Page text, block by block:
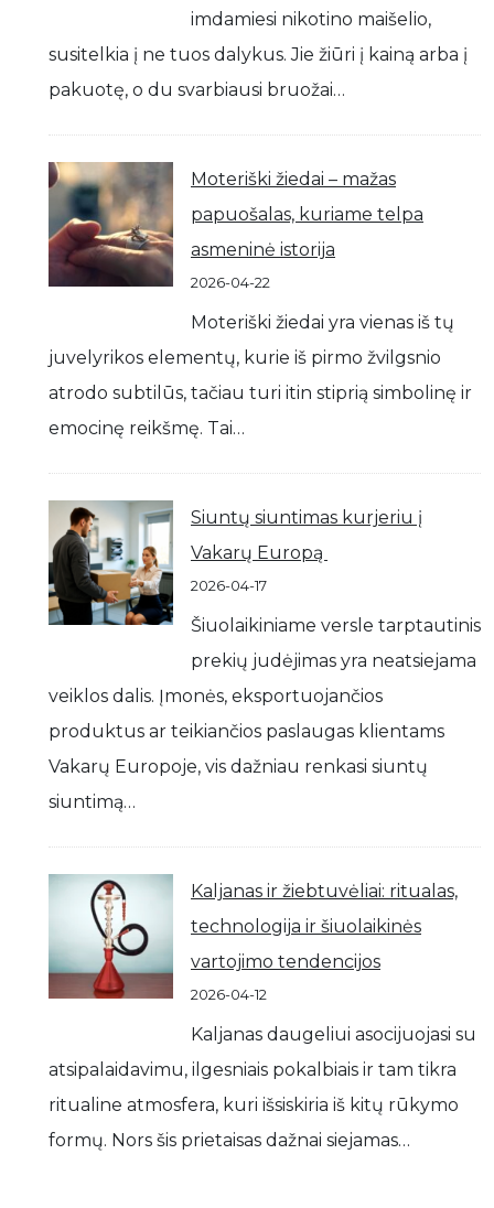
imdamiesi nikotino maišelio,
susitelkia į ne tuos dalykus. Jie žiūri į kainą arba į
pakuotę, o du svarbiausi bruožai…
Moteriški žiedai – mažas
papuošalas, kuriame telpa
asmeninė istorija
2026-04-22
Moteriški žiedai yra vienas iš tų
juvelyrikos elementų, kurie iš pirmo žvilgsnio
atrodo subtilūs, tačiau turi itin stiprią simbolinę ir
emocinę reikšmę. Tai…
Siuntų siuntimas kurjeriu į
Vakarų Europą
2026-04-17
Šiuolaikiniame versle tarptautinis
prekių judėjimas yra neatsiejama
veiklos dalis. Įmonės, eksportuojančios
produktus ar teikiančios paslaugas klientams
Vakarų Europoje, vis dažniau renkasi siuntų
siuntimą…
Kaljanas ir žiebtuvėliai: ritualas,
technologija ir šiuolaikinės
vartojimo tendencijos
2026-04-12
Kaljanas daugeliui asocijuojasi su
atsipalaidavimu, ilgesniais pokalbiais ir tam tikra
ritualine atmosfera, kuri išsiskiria iš kitų rūkymo
formų. Nors šis prietaisas dažnai siejamas…